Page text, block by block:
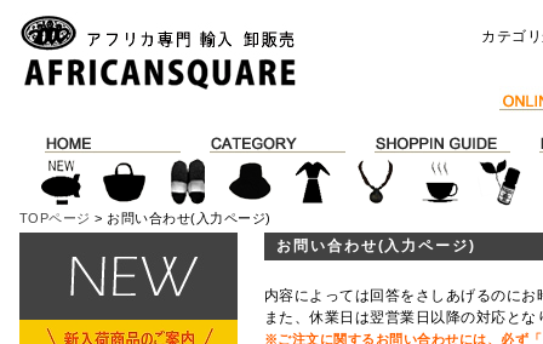
カテゴ
TOPページ > お問い合わせ(入力ページ)
お問い合わせ(入力ページ)
内容によっては回答をさしあげるのに
また、休業日は翌営業日以降の対応と
※ご注文に関するお問い合わせには、必ず